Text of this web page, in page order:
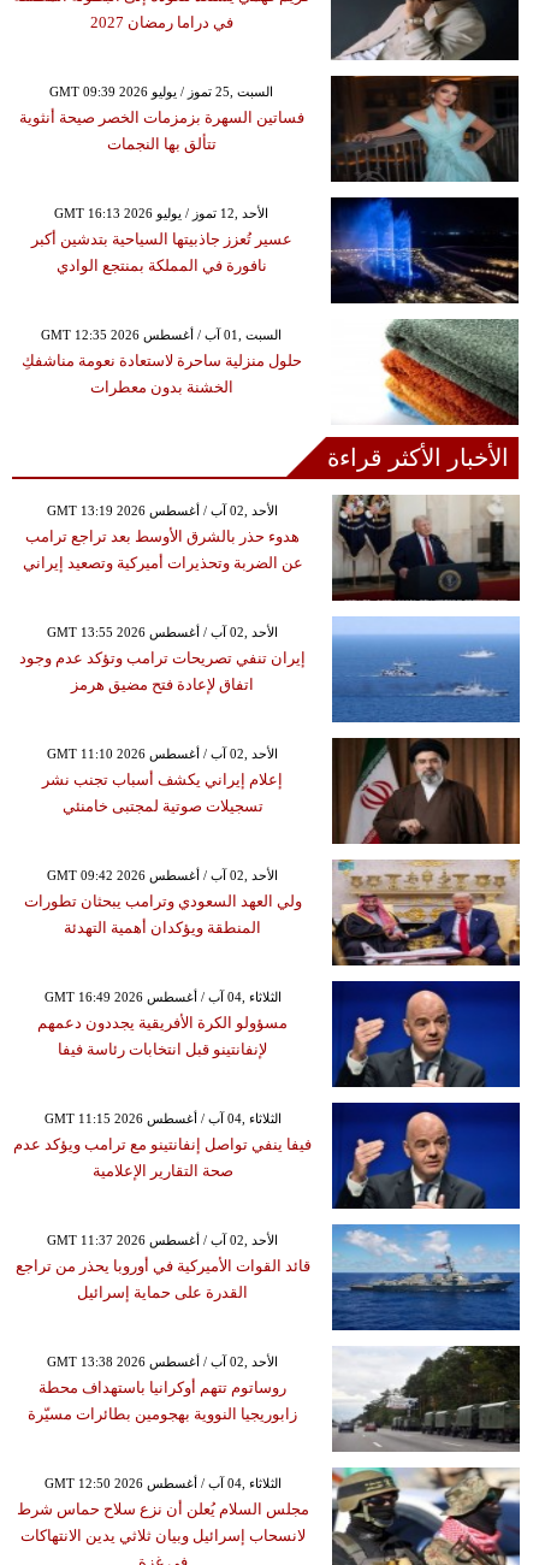
في دراما رمضان 2027
GMT 09:39 2026 السبت ,25 تموز / يوليو
فساتين السهرة بزمزمات الخصر صيحة أنثوية
تتألق بها النجمات
GMT 16:13 2026 الأحد ,12 تموز / يوليو
عسير تُعزز جاذبيتها السياحية بتدشين أكبر
نافورة في المملكة بمنتجع الوادي
GMT 12:35 2026 السبت ,01 آب / أغسطس
حلول منزلية ساحرة لاستعادة نعومة مناشفكِ
الخشنة بدون معطرات
الأخبار الأكثر قراءة
GMT 13:19 2026 الأحد ,02 آب / أغسطس
هدوء حذر بالشرق الأوسط بعد تراجع ترامب
عن الضربة وتحذيرات أميركية وتصعيد إيراني
GMT 13:55 2026 الأحد ,02 آب / أغسطس
إيران تنفي تصريحات ترامب وتؤكد عدم وجود
اتفاق لإعادة فتح مضيق هرمز
GMT 11:10 2026 الأحد ,02 آب / أغسطس
إعلام إيراني يكشف أسباب تجنب نشر
تسجيلات صوتية لمجتبى خامنئي
GMT 09:42 2026 الأحد ,02 آب / أغسطس
ولي العهد السعودي وترامب يبحثان تطورات
المنطقة ويؤكدان أهمية التهدئة
GMT 16:49 2026 الثلاثاء ,04 آب / أغسطس
مسؤولو الكرة الأفريقية يجددون دعمهم
لإنفانتينو قبل انتخابات رئاسة فيفا
GMT 11:15 2026 الثلاثاء ,04 آب / أغسطس
فيفا ينفي تواصل إنفانتينو مع ترامب ويؤكد عدم
صحة التقارير الإعلامية
GMT 11:37 2026 الأحد ,02 آب / أغسطس
قائد القوات الأميركية في أوروبا يحذر من تراجع
القدرة على حماية إسرائيل
GMT 13:38 2026 الأحد ,02 آب / أغسطس
روساتوم تتهم أوكرانيا باستهداف محطة
زابوريجيا النووية بهجومين بطائرات مسيّرة
GMT 12:50 2026 الثلاثاء ,04 آب / أغسطس
مجلس السلام يُعلن أن نزع سلاح حماس شرط
لانسحاب إسرائيل وبيان ثلاثي يدين الانتهاكات